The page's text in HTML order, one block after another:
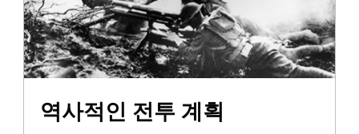
역사적인 전투 계획